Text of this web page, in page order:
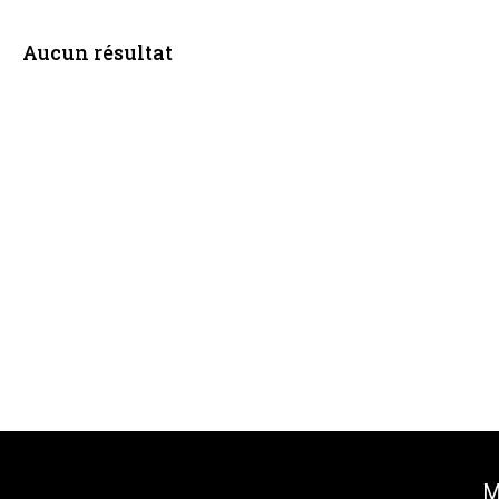
Aucun résultat